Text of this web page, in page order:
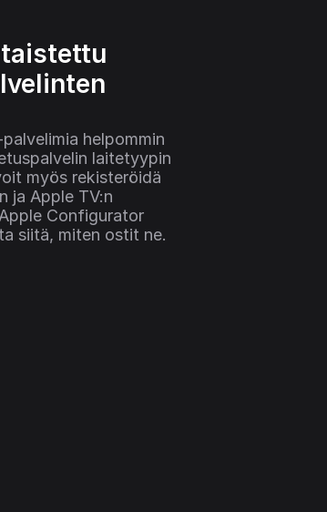
helpommin
laitetyypin
myös rekisteröidä
ja Apple TV:n
Configurator
siitä, miten ostit ne.